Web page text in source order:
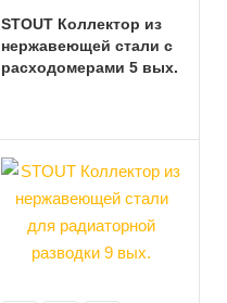
STOUT Коллектор из
нержавеющей стали с
расходомерами 5 вых.